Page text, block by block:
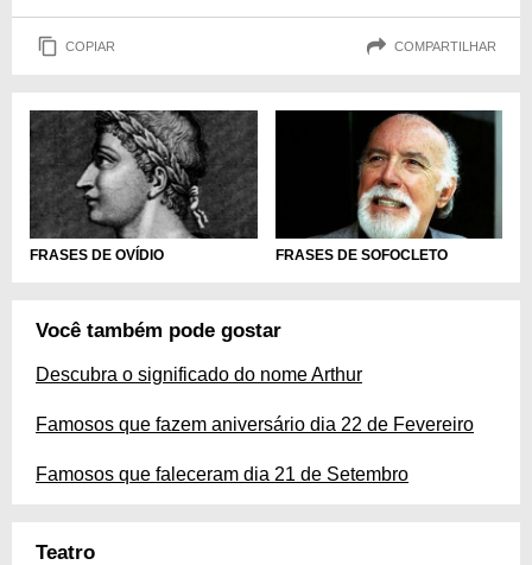
COPIAR COMPARTILHAR
FRASES DE OVÍDIO FRASES DE SOFOCLETO
Você também pode gostar
Descubra o significado do nome Arthur
Famosos que fazem aniversário dia 22 de Fevereiro
Famosos que faleceram dia 21 de Setembro
Teatro